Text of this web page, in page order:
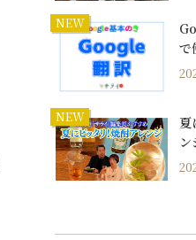
NEW
で
NEW
夏